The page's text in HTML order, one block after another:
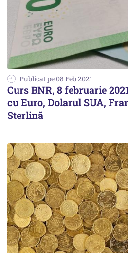
Publicat pe 08 Feb 2021
Curs BNR, 8 februarie
cu Euro, Dolarul SUA,
Sterlină